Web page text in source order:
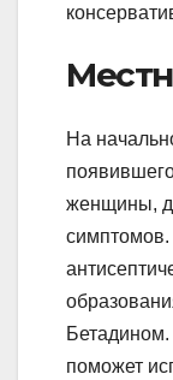
На
женщины,
симптомов.
Бетадином.
поможет